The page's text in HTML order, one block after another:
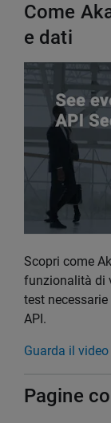
Come
e dati
Scopri come
funzionalità di
test
API.
Guarda il video
Pagine